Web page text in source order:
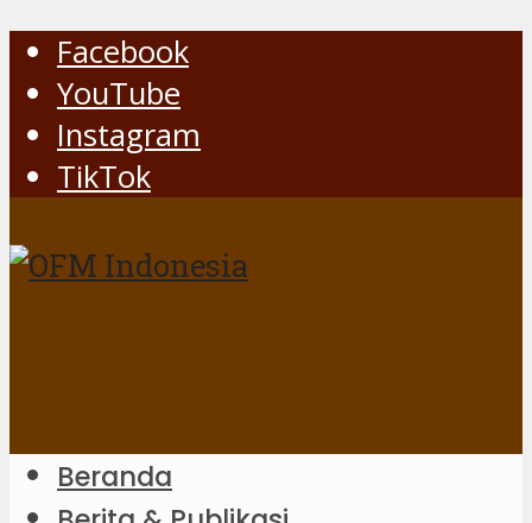
Facebook
YouTube
Instagram
TikTok
Beranda